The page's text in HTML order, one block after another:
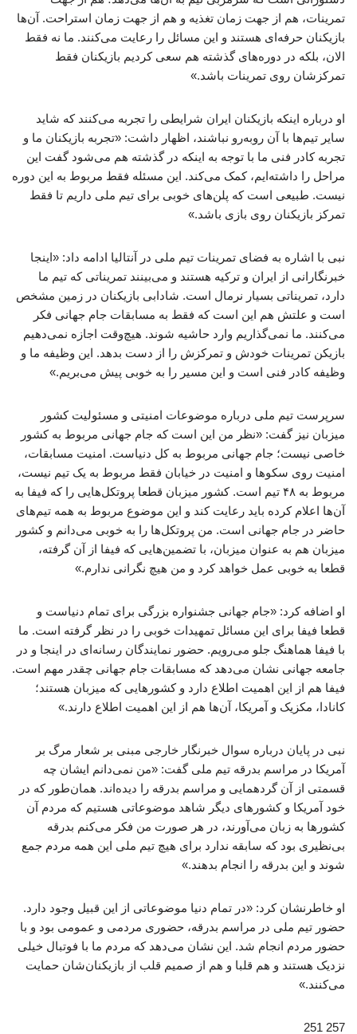
تمرینات، هم از جهت زمان تغذیه و هم از جهت زمان استراحت. آن‌ها
بازیکنان حرفه‌ای هستند و این مسائل را رعایت می‌کنند. ما نه فقط
الان، بلکه در دوره‌های گذشته هم سعی کردیم بازیکنان فقط
تمرکزشان روی تمرینات باشد.»
او درباره اینکه بازیکنان ایران شرایطی را تجربه می‌کنند که شاید
سایر تیم‌ها با آن روبه‌رو نباشند، اظهار داشت: «تجربه بازیکنان ما و
تجربه کادر فنی ما با توجه به اینکه در گذشته هم می‌شود گفت این
مراحل را داشته‌ایم، کمک می‌کند. این مسئله فقط مربوط به این دوره
نیست. طبیعی است که پلن‌های خوبی برای تیم ملی داریم تا فقط
تمرکز بازیکنان روی بازی باشد.»
نبی با اشاره به فضای تمرینات تیم ملی در آنتالیا ادامه داد: «اینجا
خبرنگارانی از ایران و ترکیه هستند و می‌بینند تمریناتی که تیم ما
دارد، تمریناتی بسیار نرمال است. شادابی بازیکنان در زمین مشخص
است و علتش هم این است که فقط به مسابقات جام جهانی فکر
می‌کنند. ما نمی‌گذاریم وارد حاشیه شوند. هیچ‌وقت اجازه نمی‌دهیم
بازیکن تمرینات خودش و تمرکزش را از دست بدهد. این وظیفه ما و
وظیفه کادر فنی است و این مسیر را به خوبی پیش می‌بریم.»
سرپرست تیم ملی درباره موضوعات امنیتی و مسئولیت کشور
میزبان نیز گفت: «نظر من این است که جام جهانی مربوط به کشور
خاصی نیست؛ جام جهانی مربوط به کل دنیاست. امنیت مسابقات،
امنیت روی سکوها و امنیت در خیابان فقط مربوط به یک تیم نیست،
مربوط به ۴۸ تیم است. کشور میزبان قطعا پروتکل‌هایی را که فیفا به
آن‌ها اعلام کرده باید رعایت کند و این موضوع مربوط به همه تیم‌های
حاضر در جام جهانی است. من پروتکل‌ها را به خوبی می‌دانم و کشور
میزبان هم به عنوان میزبان، با تضمین‌هایی که فیفا از آن گرفته،
قطعا به خوبی عمل خواهد کرد و من هیچ نگرانی ندارم.»
او اضافه کرد: «جام جهانی جشنواره بزرگی برای تمام دنیاست و
قطعا فیفا برای این مسائل تمهیدات خوبی را در نظر گرفته است. ما
با فیفا هماهنگ جلو می‌رویم. حضور نمایندگان رسانه‌ای در اینجا و در
جامعه جهانی نشان می‌دهد که مسابقات جام جهانی چقدر مهم است.
فیفا هم از این اهمیت اطلاع دارد و کشورهایی که میزبان هستند؛
کانادا، مکزیک و آمریکا، آن‌ها هم از این اهمیت اطلاع دارند.»
نبی در پایان درباره سوال خبرنگار خارجی مبنی بر شعار مرگ بر
آمریکا در مراسم بدرقه تیم ملی گفت: «من نمی‌دانم ایشان چه
قسمتی از آن گردهمایی و مراسم بدرقه را دیده‌اند. همان‌طور که در
خود آمریکا و کشورهای دیگر شاهد موضوعاتی هستیم که مردم آن
کشورها به زبان می‌آورند، در هر صورت من فکر می‌کنم بدرقه
بی‌نظیری بود که سابقه ندارد برای هیچ تیم ملی این همه مردم جمع
شوند و این بدرقه را انجام بدهند.»
او خاطرنشان کرد: «در تمام دنیا موضوعاتی از این قبیل وجود دارد.
حضور تیم ملی در مراسم بدرقه، حضوری مردمی و عمومی بود و با
حضور مردم انجام شد. این نشان می‌دهد که مردم ما با فوتبال خیلی
نزدیک هستند و هم قلبا و هم از صمیم قلب از بازیکنان‌شان حمایت
می‌کنند.»
257 251